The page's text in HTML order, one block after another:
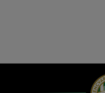
Hírek